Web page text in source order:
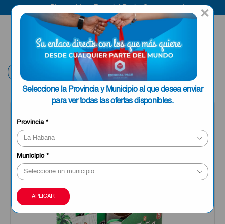
×
Seleccione la Provincia y Municipio al que desea enviar
para ver todas las ofertas disponibles.
Provincia*
Municipio*
APLICAR
ENVIAR A LA
HABANA